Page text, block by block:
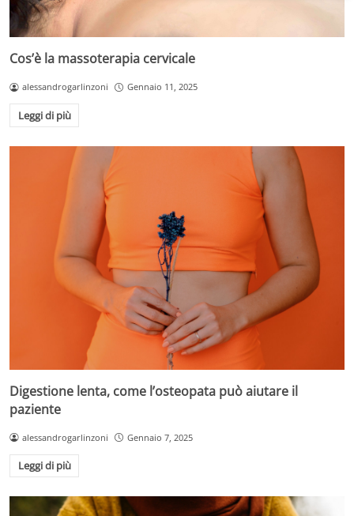
Cos’è la massoterapia cervicale
alessandrogarlinzoni Gennaio 11, 2025
Leggi di più
Digestione lenta, come l’osteopata può aiutare il
paziente
alessandrogarlinzoni Gennaio 7, 2025
Leggi di più